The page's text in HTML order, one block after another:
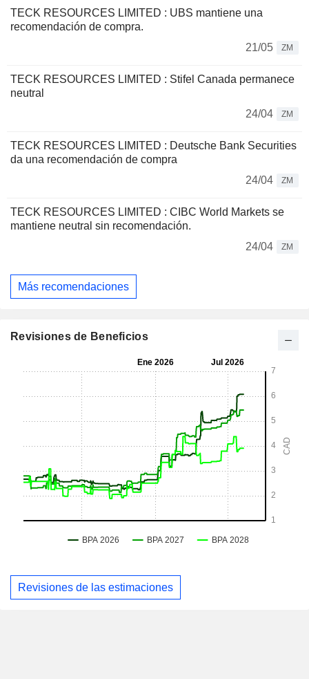
TECK RESOURCES LIMITED : UBS mantiene una
recomendación de compra.
21/05
ZM
TECK RESOURCES LIMITED : Stifel Canada permanece
neutral
24/04
ZM
TECK RESOURCES LIMITED : Deutsche Bank Securities
da una recomendación de compra
24/04
ZM
TECK RESOURCES LIMITED : CIBC World Markets se
mantiene neutral sin recomendación.
24/04
ZM
Más recomendaciones
Revisiones de Beneficios
Revisiones de las estimaciones